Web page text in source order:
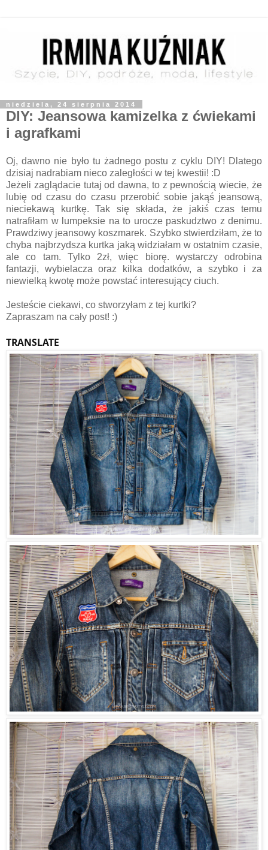
niedziela, 24 sierpnia 2014
DIY: Jeansowa kamizelka z ćwiekami
i agrafkami
Oj, dawno nie było tu żadnego postu z cyklu DIY! Dlatego
dzisiaj nadrabiam nieco zaległości w tej kwestii! :D
Jeżeli zaglądacie tutaj od dawna, to z pewnością wiecie, że
lubię od czasu do czasu przerobić sobie jakąś jeansową,
nieciekawą kurtkę. Tak się składa, że jakiś czas temu
natrafiłam w lumpeksie na to urocze paskudztwo z denimu.
Prawdziwy jeansowy koszmarek. Szybko stwierdziłam, że to
chyba najbrzydsza kurtka jaką widziałam w ostatnim czasie,
ale co tam. Tylko 2zł, więc biorę. wystarczy odrobina
fantazji, wybielacza oraz kilka dodatków, a szybko i za
niewielką kwotę może powstać interesujący ciuch.
Jesteście ciekawi, co stworzyłam z tej kurtki?
Zapraszam na cały post! :)
TRANSLATE